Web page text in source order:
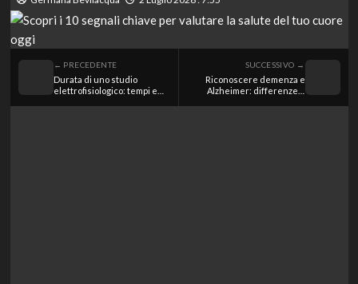
← PRECEDENTE
Durata di uno studio
elettrofisiologico: tempi e
SUCCESSIVO →
Riconoscere demenza e
Alzheimer: differenze e